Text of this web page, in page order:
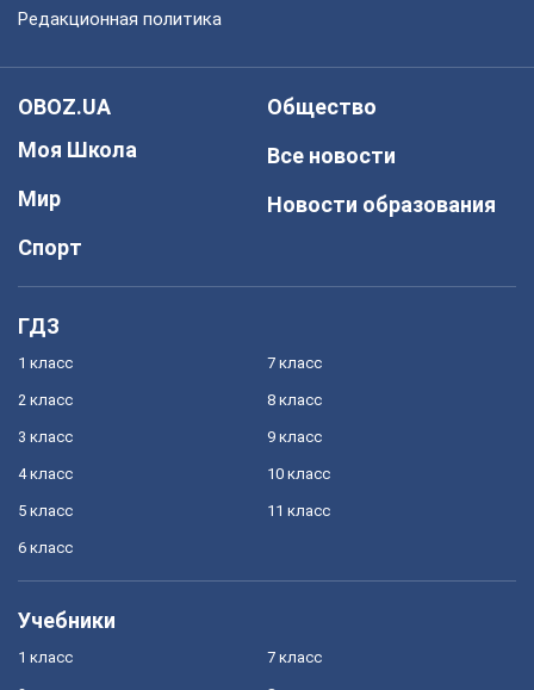
Редакционная политика
OBOZ.UA
Моя Школа
Мир
Спорт
Общество
Все новости
Новости образования
ГДЗ
1 класс
2 класс
3 класс
4 класс
5 класс
6 класс
7 класс
8 класс
9 класс
10 класс
11 класс
Учебники
1 класс 7 класс